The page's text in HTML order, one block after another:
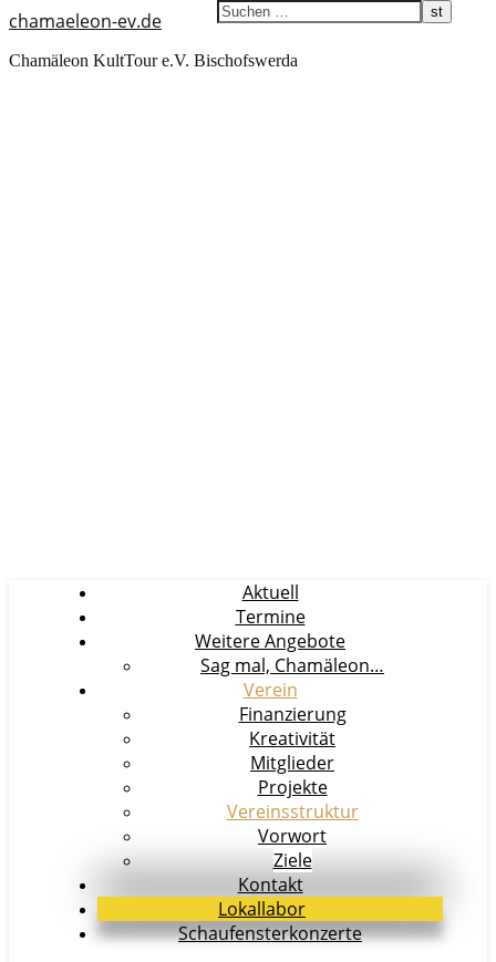
chamaeleon-ev.de
Chamäleon KultTour e.V. Bischofswerda
Aktuell
Termine
Weitere Angebote
Sag mal, Chamäleon…
Verein
Finanzierung
Kreativität
Mitglieder
Projekte
Vereinsstruktur
Vorwort
Ziele
Kontakt
Lokallabor
Schaufensterkonzerte